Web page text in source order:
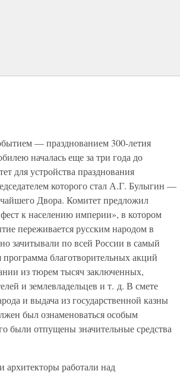
— празднованием 300-летия
началась еще за три года до
для устройства празднования
которого стал А.Г. Булыгин —
Двора. Комитет предложил
к населению империи», в котором
переживается русским народом в
зачитывали по всей России в самый
благотворительных акций
из тюрем тысяч заключенных,
и землевладельцев и т. д. В смете
и выдача из государственной казны
был ознаменоваться особым
были отпущены значительные средства
архитекторы работали над